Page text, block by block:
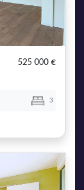
525 000 €
3